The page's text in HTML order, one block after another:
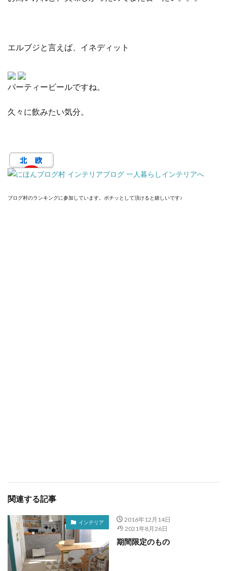
エルブジと言えば、イネディット
パーティービールですね。
久々に飲みたい気分。
ブログ村のランキングに参加しています。ポチッとして頂けると嬉しいです♪
関連する記事
インテリア
2016年12月14日
2021年8月26日
期間限定のもの